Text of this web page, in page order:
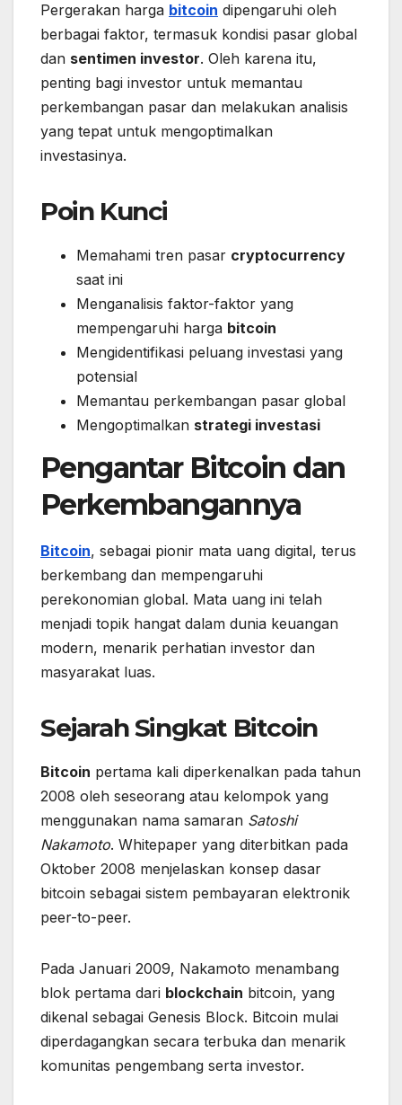
Pergerakan harga bitcoin dipengaruhi oleh
berbagai faktor, termasuk kondisi pasar global
dan sentimen investor. Oleh karena itu,
penting bagi investor untuk memantau
perkembangan pasar dan melakukan analisis
yang tepat untuk mengoptimalkan
investasinya.
Poin Kunci
Memahami tren pasar cryptocurrency
saat ini
Menganalisis faktor-faktor yang
mempengaruhi harga bitcoin
Mengidentifikasi peluang investasi yang
potensial
Memantau perkembangan pasar global
Mengoptimalkan strategi investasi
Pengantar Bitcoin dan
Perkembangannya
Bitcoin, sebagai pionir mata uang digital, terus
berkembang dan mempengaruhi
perekonomian global. Mata uang ini telah
menjadi topik hangat dalam dunia keuangan
modern, menarik perhatian investor dan
masyarakat luas.
Sejarah Singkat Bitcoin
Bitcoin pertama kali diperkenalkan pada tahun
2008 oleh seseorang atau kelompok yang
menggunakan nama samaran Satoshi
Nakamoto. Whitepaper yang diterbitkan pada
Oktober 2008 menjelaskan konsep dasar
bitcoin sebagai sistem pembayaran elektronik
peer-to-peer.
Pada Januari 2009, Nakamoto menambang
blok pertama dari blockchain bitcoin, yang
dikenal sebagai Genesis Block. Bitcoin mulai
diperdagangkan secara terbuka dan menarik
komunitas pengembang serta investor.